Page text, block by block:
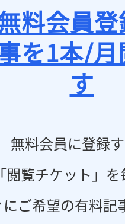
料会員
を1本/
す
無料会員に登録
閲覧チケット」
ご希望の有料記